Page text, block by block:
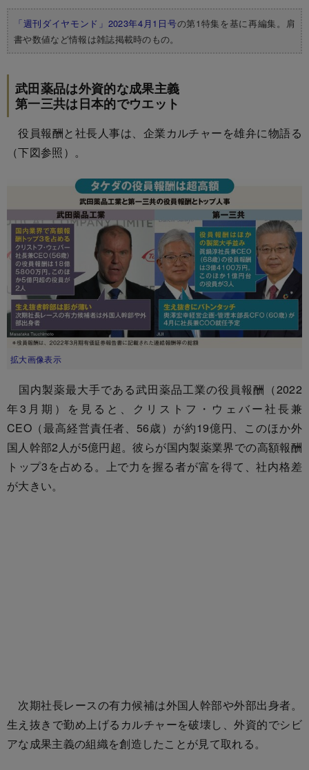
「週刊ダイヤモンド」2023年4月1日号の第1特集を基に再編集。肩
書や数値など情報は雑誌掲載時のもの。
武田薬品は外資的な成果主義
第一三共は日本的でウエット
役員報酬と社長人事は、企業カルチャーを雄弁に物語る
（下図参照）。
拡大画像表示
国内製薬最大手である武田薬品工業の役員報酬（2022
年3月期）を見ると、クリストフ・ウェバー社長兼
CEO（最高経営責任者、56歳）が約19億円、このほか外
国人幹部2人が5億円超。彼らが国内製薬業界での高額報酬
トップ3を占める。上で力を握る者が富を得て、社内格差
が大きい。
次期社長レースの有力候補は外国人幹部や外部出身者。
生え抜きで勤め上げるカルチャーを破壊し、外資的でシビ
アな成果主義の組織を創造したことが見て取れる。